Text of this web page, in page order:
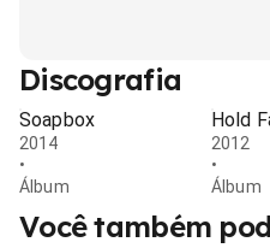
Discografia
Soapbox
2014
•
Álbum
Hold
2012
•
Álbum
Você também